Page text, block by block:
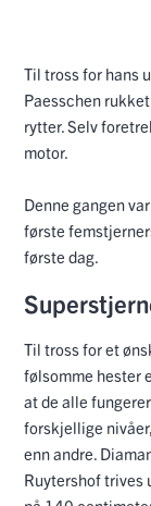
Til tross for hans
Paesschen
rytter. Selv
motor.
Denne gangen
første
første dag.
Til tross for et
følsomme hester
at de alle
forskjellige
enn andre.
Ruytershof trives